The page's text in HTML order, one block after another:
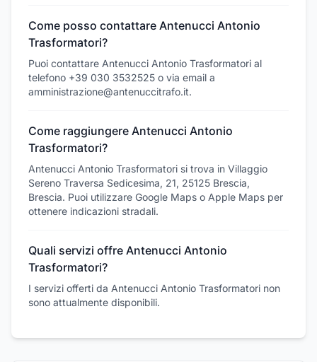
Come posso contattare Antenucci Antonio
Trasformatori?
Puoi contattare Antenucci Antonio Trasformatori al
telefono +39 030 3532525 o via email a
amministrazione@antenuccitrafo.it.
Come raggiungere Antenucci Antonio
Trasformatori?
Antenucci Antonio Trasformatori si trova in Villaggio
Sereno Traversa Sedicesima, 21, 25125 Brescia,
Brescia. Puoi utilizzare Google Maps o Apple Maps per
ottenere indicazioni stradali.
Quali servizi offre Antenucci Antonio
Trasformatori?
I servizi offerti da Antenucci Antonio Trasformatori non
sono attualmente disponibili.